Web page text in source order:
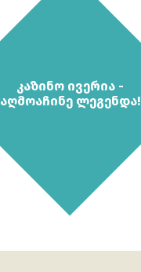
კაზინო ივერია -
აღმოაჩინე ლეგენდა!